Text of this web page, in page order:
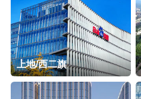
上地/西二旗